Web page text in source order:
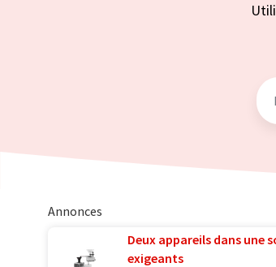
Annonces
Deux appareils dans
exigeants